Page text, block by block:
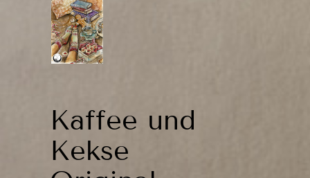
Kaffee und
Kekse